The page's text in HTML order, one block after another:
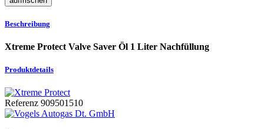
Beschreibung
Xtreme Protect Valve Saver Öl 1 Liter Nachfüllung
Produktdetails
Referenz 909501510